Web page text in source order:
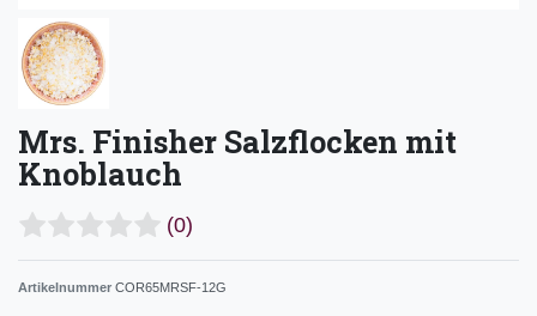
Mrs. Finisher Salzflocken mit
Knoblauch
(0)
Artikelnummer COR65MRSF-12G